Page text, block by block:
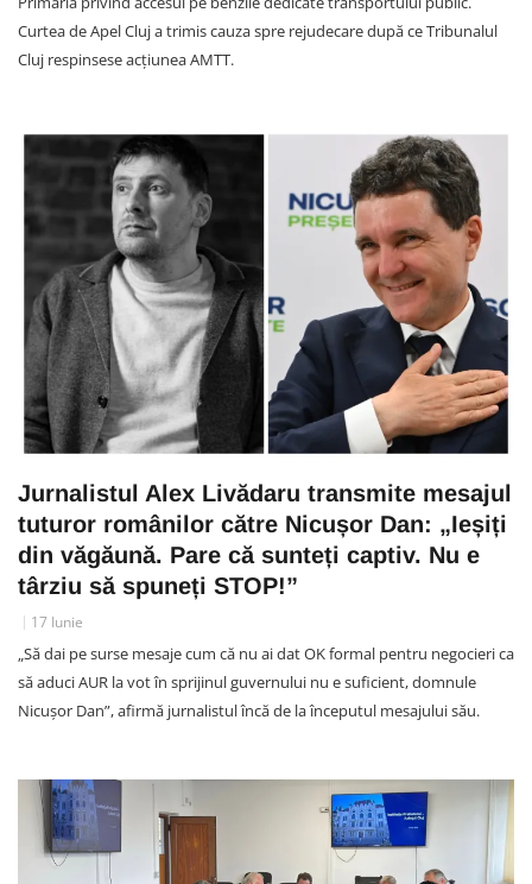
Curtea de Apel Cluj a trimis cauza spre rejudecare după ce Tribunalul
Cluj respinsese acțiunea AMTT.
Jurnalistul Alex Livădaru transmite mesajul
tuturor românilor către Nicușor Dan: „Ieșiți
din văgăună. Pare că sunteți captiv. Nu e
târziu să spuneți STOP!”
17 Iunie
„Să dai pe surse mesaje cum că nu ai dat OK formal pentru negocieri ca
să aduci AUR la vot în sprijinul guvernului nu e suficient, domnule
Nicușor Dan”, afirmă jurnalistul încă de la începutul mesajului său.